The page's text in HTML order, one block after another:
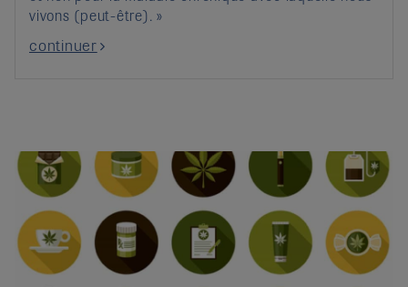
vivons (peut-être). »
continuer